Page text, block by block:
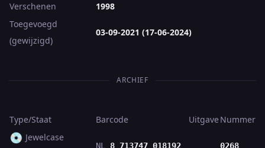
Verschenen
1998
Toegevoegd
(gewijzigd)
03-09-2021 (17-06-2024)
ARCHIEF
Type/Staat Barcode UitgaveNummer
💿 Jewelcase
NL 8 713747 018192 0268